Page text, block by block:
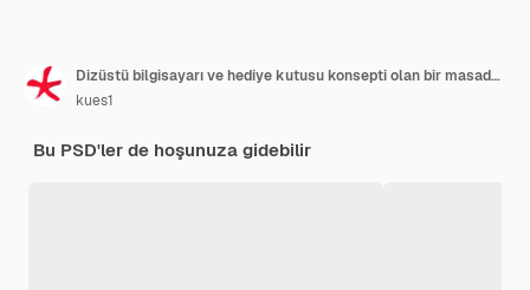
Dizüstü bilgisayarı ve hediye kutusu konsepti olan bir masada genç çılgın grafik tasarımcı
kues1
Bu PSD'ler de hoşunuza gidebilir